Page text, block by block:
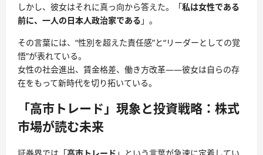
しかし、彼女はそれに真っ向から答えた。「私は女性である
前に、一人の日本人政治家である 」。
その言葉には、“性別を超えた責任感”と“リーダーとしての覚
悟”が表れている。
女性の社会進出、賃金格差、働き方改革――彼女は自らの存
在をもって新時代を切り拓いている。
「高市トレード」現象と投資戦略：株式
市場が読む未来
証券界では「高市トレード 」という言葉が急速に定着してい